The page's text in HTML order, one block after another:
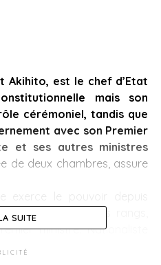
Akihito, est le chef d’Etat
mais son
cérémoniel, tandis que
avec son Premier
et ses autres ministres
de deux chambres, assure
près. Issu de ses rangs,
ministre. Nationaliste
intransigeance, il a lancé
SUITE